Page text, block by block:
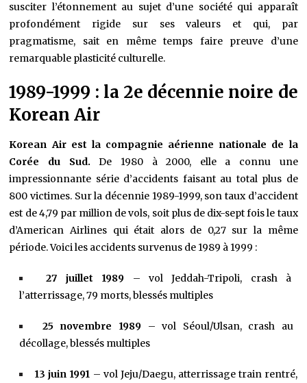
susciter l’étonnement au sujet d’une société qui apparaît
profondément rigide sur ses valeurs et qui, par
pragmatisme, sait en même temps faire preuve d’une
remarquable plasticité culturelle.
1989-1999 : la 2e décennie noire de
Korean Air
Korean Air est la compagnie aérienne nationale de la
Corée du Sud. De 1980 à 2000, elle a connu une
impressionnante série d’accidents faisant au total plus de
800 victimes. Sur la décennie 1989-1999, son taux d’accident
est de 4,79 par million de vols, soit plus de dix-sept fois le taux
d’American Airlines qui était alors de 0,27 sur la même
période. Voici les accidents survenus de 1989 à 1999 :
27 juillet 1989 – vol Jeddah-Tripoli, crash à
l’atterrissage, 79 morts, blessés multiples
25 novembre 1989– vol Séoul/Ulsan, crash au
décollage, blessés multiples
13 juin 1991 – vol Jeju/Daegu, atterrissage train rentré,